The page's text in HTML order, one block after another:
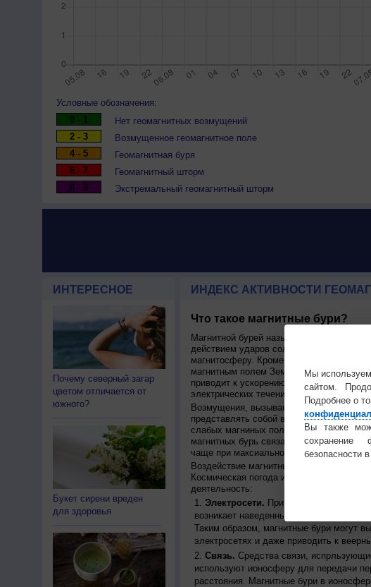
Условные обозначения:
0 - 1
Нет геомагнитных возмущений
2 - 3
Возмущенное геомагнитное поле
4 - 5
Геомагнитная буря
6 - 7
Геомагнитный шторм
8 - 9
Экстремальный геомагнитный шторм
ИНТЕРЕСНОЕ
Почему северный загар
цветом отличается от
южного?
Букет сирени вреден
для здоровья
ИНДЕКС АКТИВНОСТИ
Что такое магнитные бури?
Магнитной бурей называется
действием ударов солнечного ветра.
магнитосферу. Кроме того, магнитное
магнитным полем Земли, передавая
приводит к ускорению движения
электрических течений.
Возмущения, вызывающие бурю, могут
представлять собой высокоскоростной
слабых магниных полей на поверхности
магнитных бурь связана с циклом
чаще при максиальной активности
Воздействие магнитных бурь на Землю
Космическая погода иммет следующие
деятельность:
Электросети. При движении
возникает наведенный ток, что может
Таким образом, магнитные бури могут
электросетях и даже приводить к
Связь. Средства связи,
используют ионосферу для передачи
расстояния. Магнитные бури в
Мы
сайтом.
Подробнее о
Вы также
сохранение
безопасности